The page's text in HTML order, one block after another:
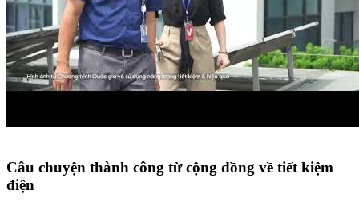
Câu chuyện thành công từ cộng đồng về tiết kiệm
điện